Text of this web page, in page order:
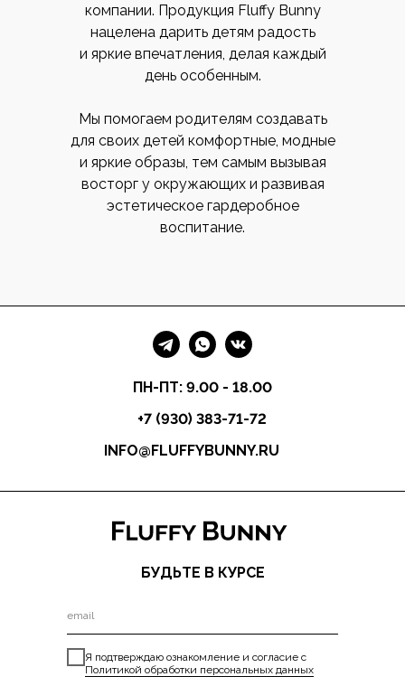
компании. Продукция Fluffy Bunny
нацелена дарить детям радость
и яркие впечатления, делая каждый
день особенным.
Мы помогаем родителям создавать
для своих детей комфортные, модные
и яркие образы, тем самым вызывая
восторг у окружающих и развивая
эстетическое гардеробное
воспитание.
+7 (930) 383-71-72
INFO@FLUFFYBUNNY.RU
ПН-ПТ: 9.00 - 18.00
Я подтверждаю ознакомление и согласие с
Политикой обработки персональных данных
БУДЬТЕ В КУРСЕ